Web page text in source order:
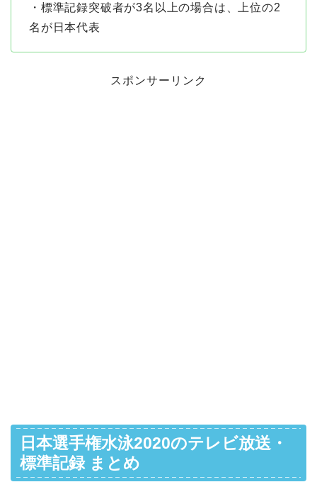
・標準記録突破者が3名以上の場合は、上位の2
名が日本代表
スポンサーリンク
日本選手権水泳2020のテレビ放送・
標準記録 まとめ